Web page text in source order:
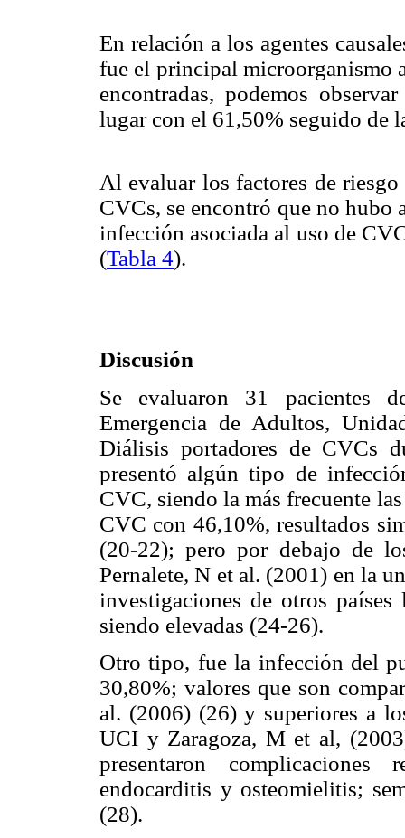
En relación a los agentes
fue el principal microorganismo
encontradas, podemos
lugar con el 61,50% seguido de
Al evaluar los factores de
CVCs, se encontró que no hubo
infección asociada al uso de
(Tabla 4).
Discusión
Se evaluaron 31 pacientes
Emergencia de Adultos,
Diálisis portadores de CVCs
presentó algún tipo de
CVC, siendo la más frecuente
CVC con 46,10%, resultados
(20-22); pero por debajo de
Pernalete, N et al. (2001) en la
investigaciones de otros
siendo elevadas (24-26).
Otro tipo, fue la infección del
30,80%; valores que son
al. (2006) (26) y superiores a
UCI y Zaragoza, M et al,
presentaron
endocarditis y osteomielitis;
(28).